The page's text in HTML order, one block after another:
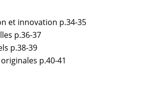
et innovation p.34-35
p.36-37
p.38-39
p.40-41